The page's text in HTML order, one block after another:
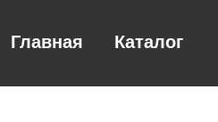
Главная Каталог